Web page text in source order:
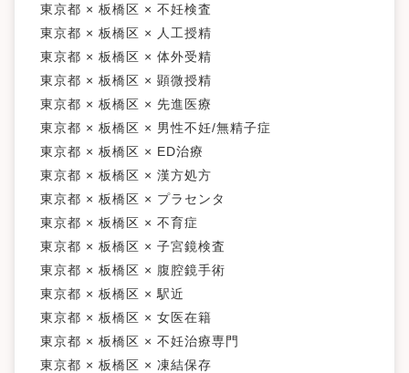
東京都 × 板橋区 × 不妊検査
東京都 × 板橋区 × 人工授精
東京都 × 板橋区 × 体外受精
東京都 × 板橋区 × 顕微授精
東京都 × 板橋区 × 先進医療
東京都 × 板橋区 × 男性不妊/無精子症
東京都 × 板橋区 × ED治療
東京都 × 板橋区 × 漢方処方
東京都 × 板橋区 × プラセンタ
東京都 × 板橋区 × 不育症
東京都 × 板橋区 × 子宮鏡検査
東京都 × 板橋区 × 腹腔鏡手術
東京都 × 板橋区 × 駅近
東京都 × 板橋区 × 女医在籍
東京都 × 板橋区 × 不妊治療専門
東京都 × 板橋区 × 凍結保存